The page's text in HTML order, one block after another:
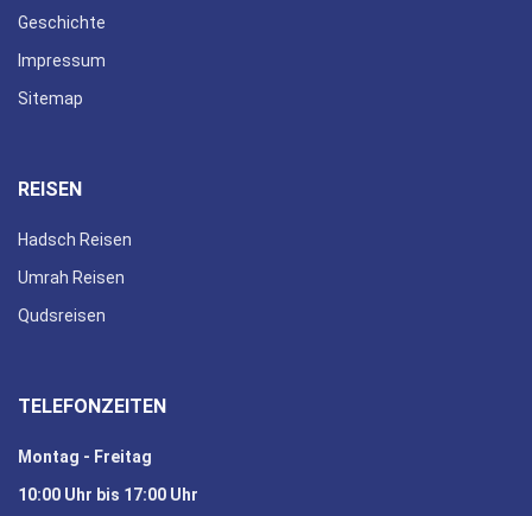
Geschichte
Impressum
Sitemap
REISEN
Hadsch Reisen
Umrah Reisen
Qudsreisen
TELEFONZEITEN
Montag - Freitag
10:00 Uhr bis 17:00 Uhr